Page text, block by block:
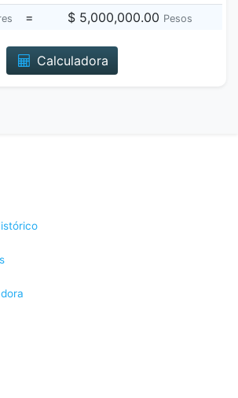
= $ 5,000,000.00 Pesos
Calculadora